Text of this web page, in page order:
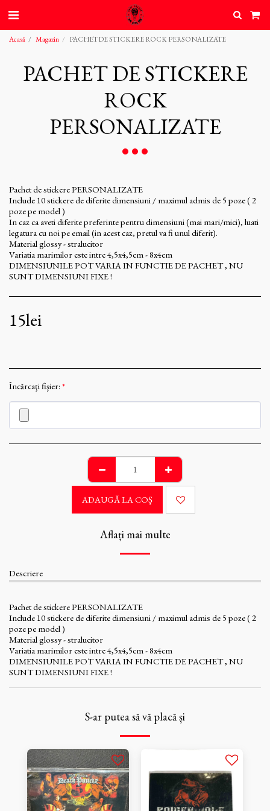
Acasă Magazin PACHET DE STICKERE ROCK PERSONALIZATE
PACHET DE STICKERE
ROCK
PERSONALIZATE
Pachet de stickere PERSONALIZATE
Include 10 stickere de diferite dimensiuni / maximul admis de 5 poze ( 2
poze pe model )
In caz ca aveti diferite preferinte pentru dimensiuni (mai mari/mici), luati
legatura cu noi pe email (in acest caz, pretul va fi unul diferit).
Material glossy - stralucitor
Variatia marimilor este intre 4,5x4,5cm - 8x4cm
DIMENSIUNILE POT VARIA IN FUNCTIE DE PACHET , NU
SUNT DIMENSIUNI FIXE !
15lei
Încărcaţi fişier: *
ADAUGĂ LA COŞ
Aflați mai multe
Descriere
Pachet de stickere PERSONALIZATE
Include 10 stickere de diferite dimensiuni / maximul admis de 5 poze ( 2
poze pe model )
Material glossy - stralucitor
Variatia marimilor este intre 4,5x4,5cm - 8x4cm
DIMENSIUNILE POT VARIA IN FUNCTIE DE PACHET , NU
SUNT DIMENSIUNI FIXE !
S-ar putea să vă placă și